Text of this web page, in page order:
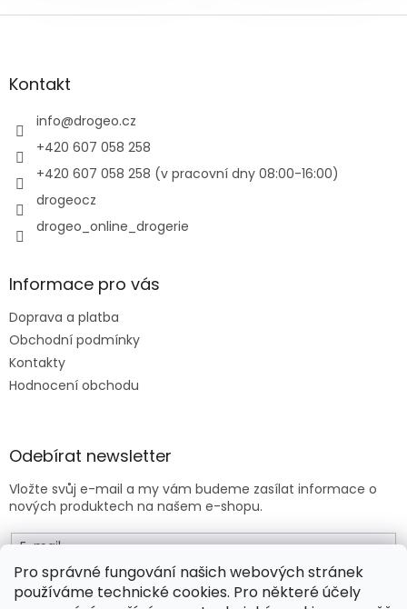
Pro správné fungování našich webových stránek
používáme technické cookies. Pro některé účely
l
k
Z
aKontakt
info@drogeo.cz
+420 607 058 258
+420 607 058 258 (v pracovní dny 08:00-16:00)
drogeocz
drogeo_online_drogerie
Informace pro vás
Doprava a platba
Obchodní podmínky
Kontakty
Hodnocení obchodu
Odebírat newsletter
Vložte svůj e-mail a my vám budeme zasílat informace o
nových produktech na našem e-shopu.
E-mail
Vložením e-mailu souhlasíte sobchodními podmínkami .